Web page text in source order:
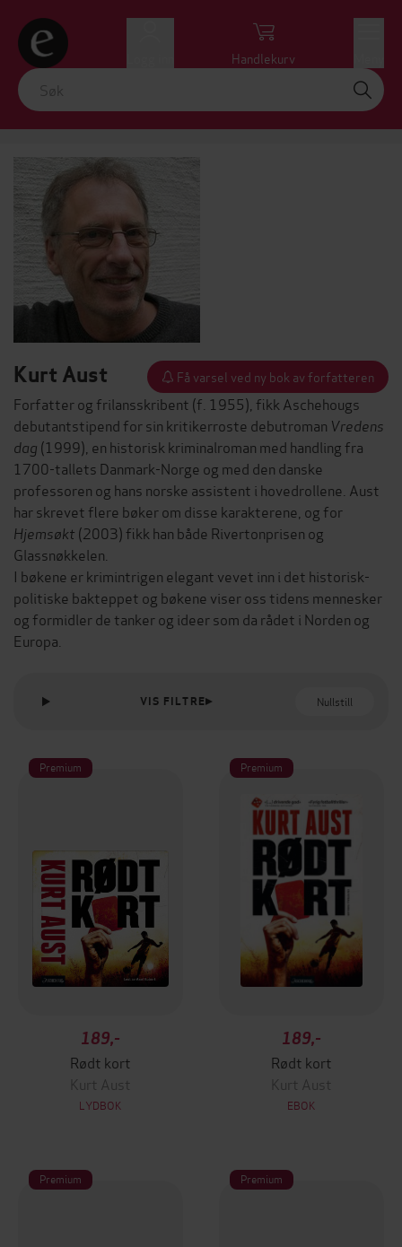
Handlekurv
Kurt Aust Få varsel ved ny bok av forfatteren
Forfatter og frilansskribent (f. 1955), fikk Aschehougs
debutantstipend for sin kritikerroste debutroman Vredens
dag (1999), en historisk kriminalroman med handling fra
1700-tallets Danmark-Norge og med den danske
professoren og hans norske assistent i hovedrollene. Aust
har skrevet flere bøker om disse karakterene, og for
Hjemsøkt (2003) fikk han både Rivertonprisen og
Glassnøkkelen.
I bøkene er krimintrigen elegant vevet inn i det historisk-
politiske bakteppet og bøkene viser oss tidens mennesker
og formidler de tanker og ideer som da rådet i Norden og
Europa.
VIS FILTRE Nullstill
Premium
189,-
Rødt kort
Kurt Aust
LYDBOK
Premium
189,-
Rødt kort
Kurt Aust
EBOK
Premium Premium